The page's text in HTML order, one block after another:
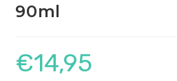
90ml
€14,95